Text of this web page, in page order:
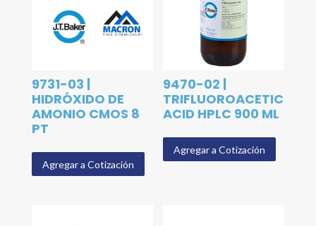
9731-03 |
HIDRÓXIDO DE
AMONIO CMOS 8
PT
Agregar a Cotización
9470-02 |
TRIFLUOROACETIC
ACID HPLC 900 ML
Agregar a Cotización